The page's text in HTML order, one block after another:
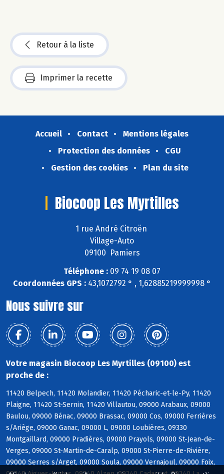
Retour à la liste
Imprimer la recette
Accueil Contact
Mentions légales
Protection des données
CGU
Gestion des cookies
Plan du site
Biocoop Les Myrtilles
1 rue André Citroën
Village-Auto
09100 Pamiers
Téléphone : 09 74 19 08 07
Coordonnées GPS : 43,1072792 ° , 1,62885219999998 °
Nous suivre sur
Votre magasin Biocoop Les Myrtilles (09100) est
proche de :
11420 Belpech, 11420 Molandier, 11420 Pécharic-et-le-Py, 11420
Plaigne, 11420 St-Sernin, 11420 Villautou, 09000 Arabaux, 09000
Baulou, 09000 Bénac, 09000 Brassac, 09000 Cos, 09000 Ferrières
s/Ariège, 09000 Ganac, 09000 L, 09000 Loubières, 09330
Montgaillard, 09000 Pradières, 09000 Prayols, 09000 St-Jean-de-
Verges, 09000 St-Martin-de-Caralp, 09000 St-Pierre-de-Rivière,
09000 Serres s/Arget, 09000 Soula, 09000 Vernajoul, 09000 Foix,